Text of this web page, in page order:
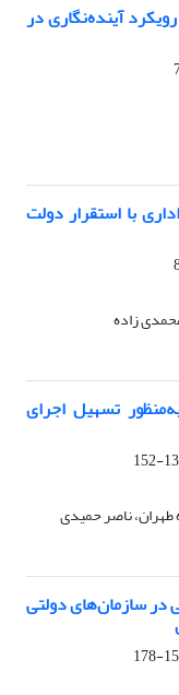
آینده‌نگاری در
با استقرار دولت
زاده
تسهیل اجرای
طهران، ناصر حمیدی
در سازمان‌های دولتی